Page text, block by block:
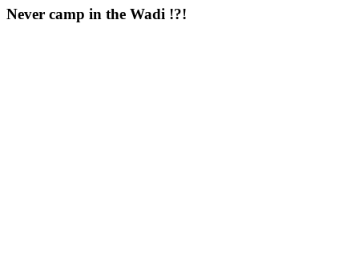
Never camp in the Wadi !?!